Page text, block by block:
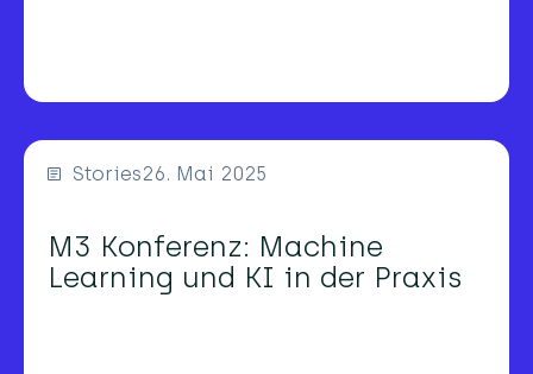
Stories26. Mai 2025
M3 Konferenz: Machine
Learning und KI in der Praxis